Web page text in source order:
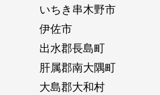
いちき串木野市
伊佐市
出水郡長島町
肝属郡南大隅町
大島郡大和村